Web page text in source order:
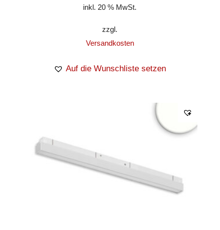
inkl. 20 % MwSt.
zzgl.
Versandkosten
Auf die Wunschliste setzen